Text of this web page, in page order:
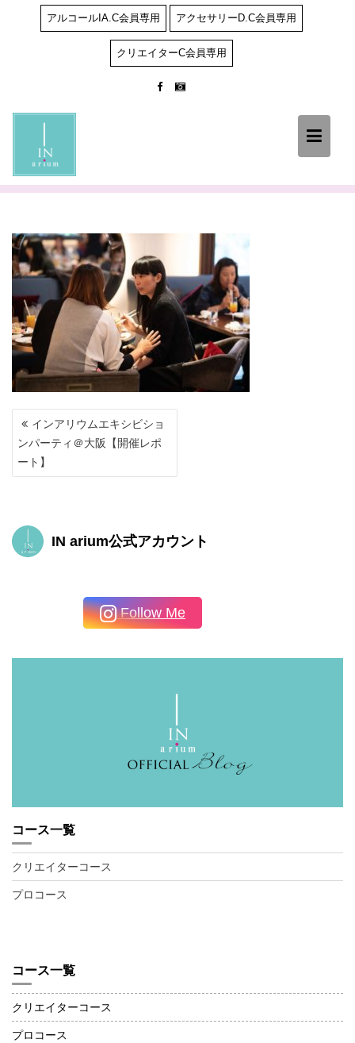
アルコールIA.C会員専用 アクセサリーD.C会員専用
クリエイターC会員専用
投
稿
ナ
ビ
シ
ョ
ン
インアリウムエキシビショ
ンパーティ＠大阪【開催レポ
ート】
IN arium公式アカウント
Follow Me
コース一覧
クリエイターコース
プロコース
コース一覧
クリエイターコース
プロコース